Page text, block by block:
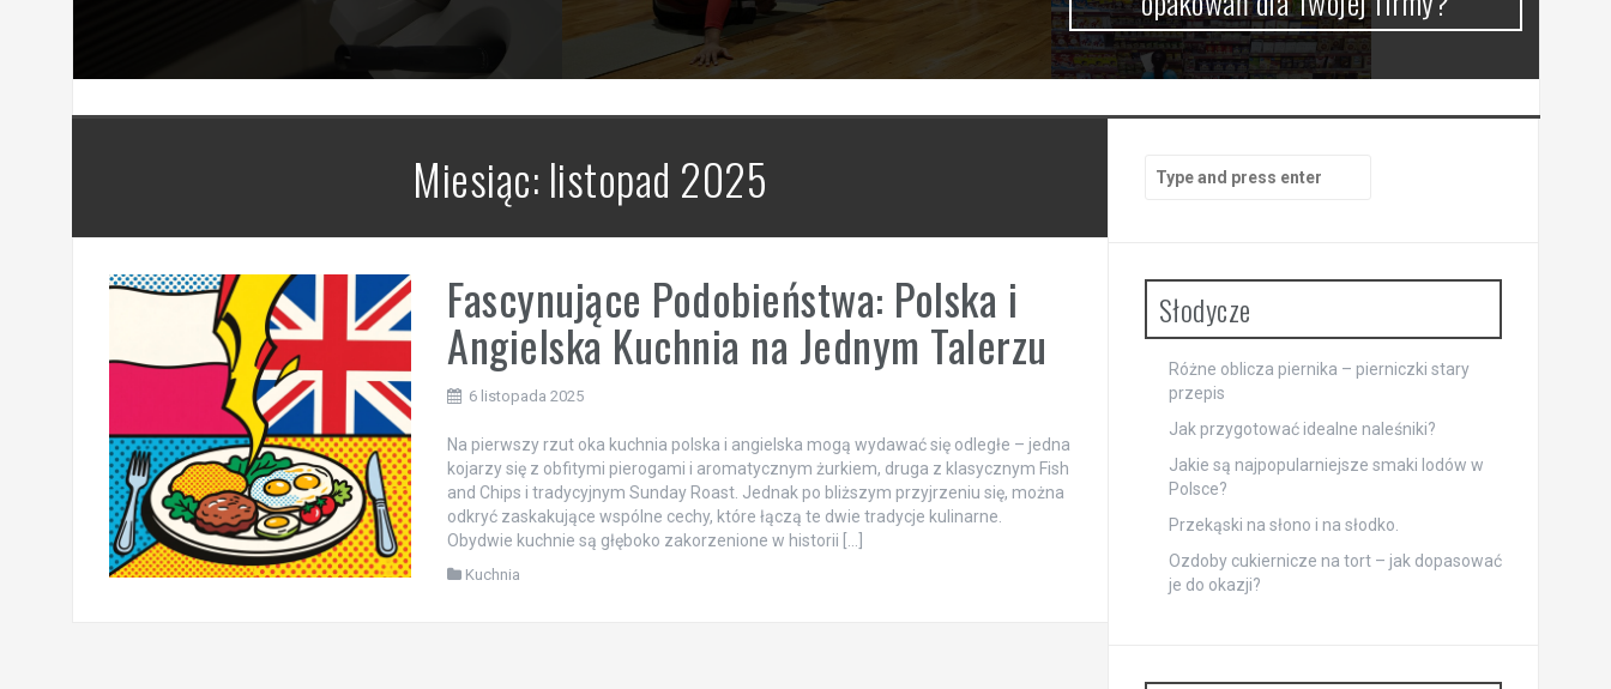
Miesiąc: listopad 2025
Fascynujące Podobieństwa: Polska i
Angielska Kuchnia na Jednym Talerzu
6 listopada 2025
Na pierwszy rzut oka kuchnia polska i angielska mogą wydawać się odległe – jedna
kojarzy się z obfitymi pierogami i aromatycznym żurkiem, druga z klasycznym Fish
and Chips i tradycyjnym Sunday Roast. Jednak po bliższym przyjrzeniu się, można
odkryć zaskakujące wspólne cechy, które łączą te dwie tradycje kulinarne.
Obydwie kuchnie są głęboko zakorzenione w historii […]
Kuchnia
Search
for:
Słodycze
Różne oblicza piernika – pierniczki stary
przepis
Jak przygotować idealne naleśniki?
Jakie są najpopularniejsze smaki lodów w
Polsce?
Przekąski na słono i na słodko.
Ozdoby cukiernicze na tort – jak dopasować
je do okazji?